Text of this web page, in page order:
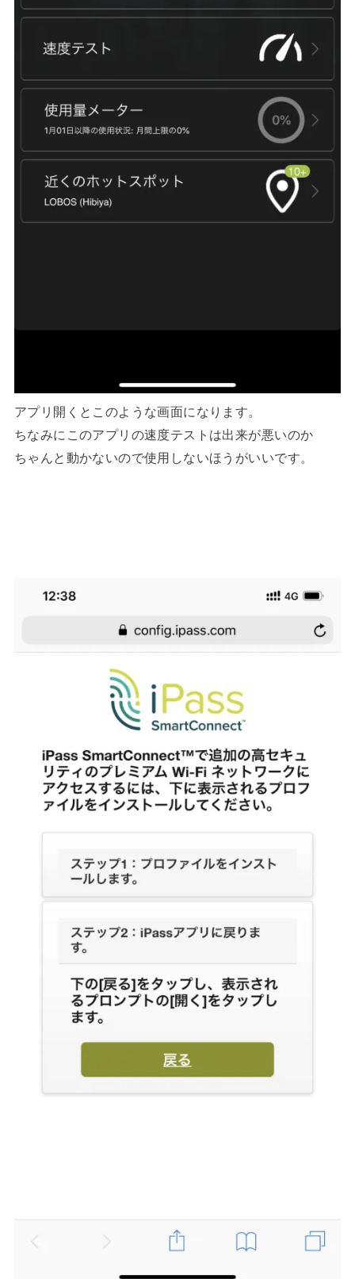
アプリ開くとこのような画面になります。
ちなみにこのアプリの速度テストは出来が悪いのか
ちゃんと動かないので使用しないほうがいいです。